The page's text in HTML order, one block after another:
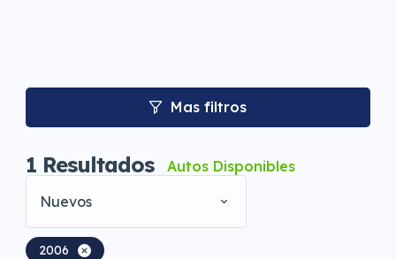
Mas filtros
1 Resultados
Autos Disponibles
Nuevos
2006